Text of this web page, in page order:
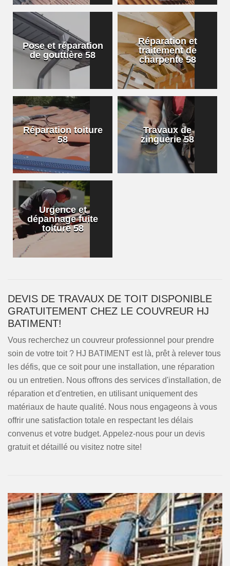
Pose et réparation
de gouttière 58
Réparation et
traitement de
charpente 58
Réparation toiture
58
Travaux de
zinguerie 58
Urgence et
dépannage fuite
toiture 58
DEVIS DE TRAVAUX DE TOIT DISPONIBLE
GRATUITEMENT CHEZ LE COUVREUR HJ
BATIMENT!
Vous recherchez un couvreur professionnel pour prendre
soin de votre toit ? HJ BATIMENT est là, prêt à relever tous
les défis, que ce soit pour une installation, une réparation
ou un entretien. Nous offrons des services d'installation, de
réparation et d'entretien, en utilisant uniquement des
matériaux de haute qualité. Nous nous engageons à vous
offrir une satisfaction totale en respectant les délais
convenus et votre budget. Appelez-nous pour un devis
gratuit et détaillé ou visitez notre site!